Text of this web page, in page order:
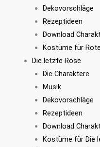
Dekovorschläge
Rezeptideen
Download
Kostüme für
Die letzte Rose
Die Charaktere
Musik
Dekovorschläge
Rezeptideen
Download
Kostüme für Die